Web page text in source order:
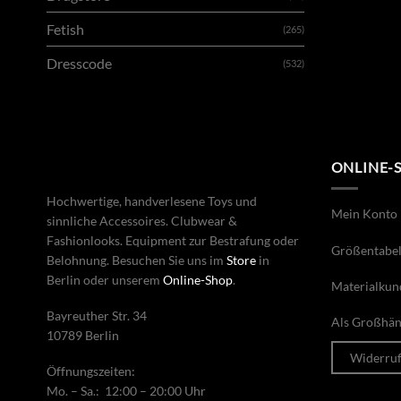
Fetish (265)
Dresscode (532)
Hochwertige, handverlesene Toys und
sinnliche Accessoires. Clubwear &
Fashionlooks. Equipment zur Bestrafung oder
Belohnung. Besuchen Sie uns im Store in
Berlin oder unserem Online-Shop.
Bayreuther Str. 34
10789 Berlin
Öffnungszeiten:
Mo. – Sa.: 12:00 – 20:00 Uhr
ONLINE-
Mein Konto
Als